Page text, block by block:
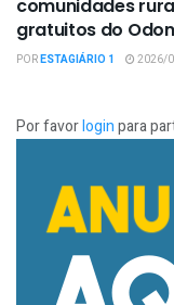
comunidades
gratuitos do
PORESTAGIÁRIO 1 2026/
Por favorloginpara